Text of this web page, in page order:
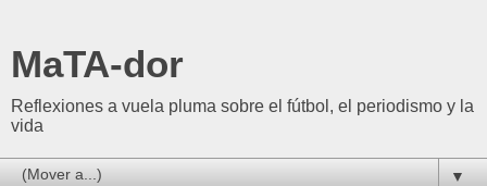
MaTA-dor
Reflexiones a vuela pluma sobre el fútbol, el periodismo y la
vida
▼